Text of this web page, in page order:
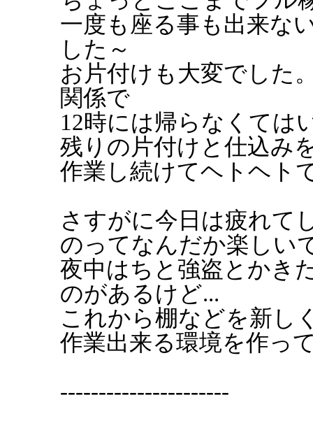
一度も座る事も出来な
した～
お片付けも大変でした
関係で
12時には帰らなくては
残りの片付けと仕込み
作業し続けてヘトヘト
さすがに今日は疲れて
のってなんだか楽しい
夜中はちと強盗とかき
のがあるけど...
これから棚などを新し
作業出来る環境を作っ
----------------------